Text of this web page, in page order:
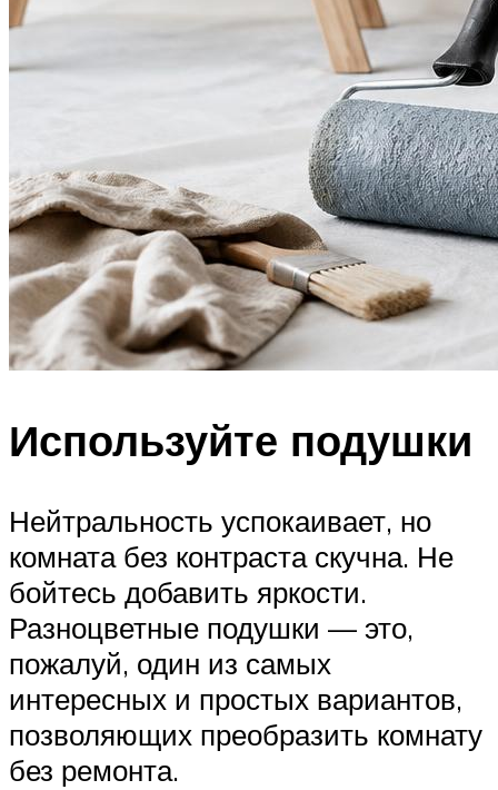
Используйте подушки
Нейтральность успокаивает, но
комната без контраста скучна. Не
бойтесь добавить яркости.
Разноцветные подушки — это,
пожалуй, один из самых
интересных и простых вариантов,
позволяющих преобразить комнату
без ремонта.